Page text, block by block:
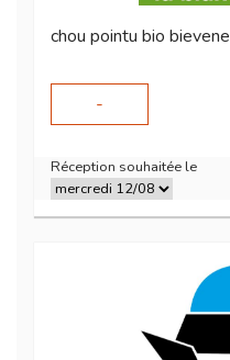
chou pointu bio bievene
-
Réception souhaitée le